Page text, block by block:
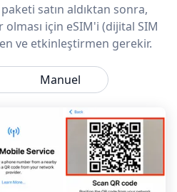
satın aldıktan sonra,
için eSIM'i (dijital SIM
ve etkinleştirmen gerekir.
Manuel